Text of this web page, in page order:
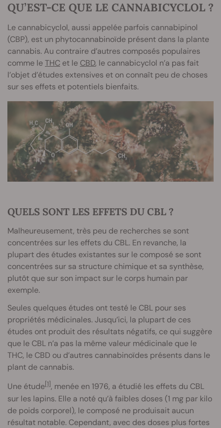
QU’EST-CE QUE LE CANNABICYCLOL ?
Le cannabicyclol, aussi appelée parfois cannabipinol
(CBP), est un phytocannabinoïde présent dans la plante
cannabis. Au contraire d’autres composés populaires
comme leTHC et le CBD, le cannabicyclol n’a pas fait
l’objet d’études extensives et on connaît peu de choses
sur ses effets et potentiels bienfaits.
QUELS SONT LES EFFETS DU CBL ?
Malheureusement, très peu de recherches se sont
concentrées sur les effets du CBL. En revanche, la
plupart des études existantes sur le composé se sont
concentrées sur sa structure chimique et sa synthèse,
plutôt que sur son impact sur le corps humain par
exemple.
Seules quelques études ont testé le CBL pour ses
propriétés médicinales. Jusqu’ici, la plupart de ces
études ont produit des résultats négatifs, ce qui suggère
que le CBL n’a pas la même valeur médicinale que le
THC, le CBD ou d’autres cannabinoïdes présents dans le
plant de cannabis.
Une étude[1], menée en 1976, a étudié les effets du CBL
sur les lapins. Elle a noté qu’à faibles doses (1 mg par kilo
de poids corporel), le composé ne produisait aucun
résultat notable. Cependant, avec des doses plus fortes